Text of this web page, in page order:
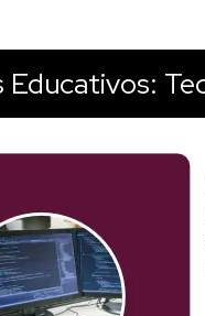
Educativos: